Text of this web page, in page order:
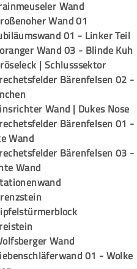
Wand
Wand 01
01 - Linker Teil
Wand 03 - Blinde Kuh
| Schlusssektor
Bärenfelsen 02 -
Wand | Dukes Nose
Bärenfelsen 01 -
Wand
Bärenfelsen 03 -
Wand
Wand
01 - Wolke